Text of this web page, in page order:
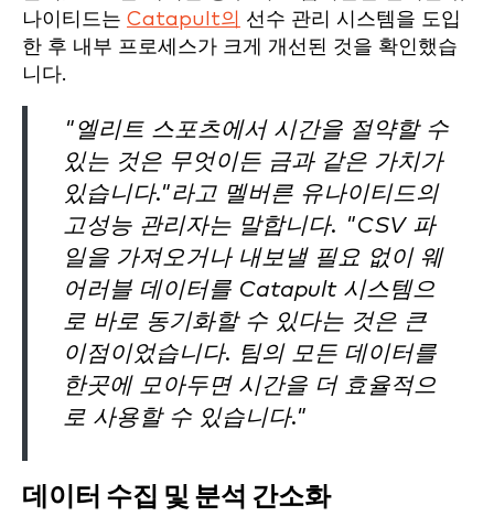
나이티드는 Catapult의 선수 관리 시스템을 도입
한 후 내부 프로세스가 크게 개선된 것을 확인했습
니다.
"엘리트 스포츠에서 시간을 절약할 수
있는 것은 무엇이든 금과 같은 가치가
있습니다."라고 멜버른 유나이티드의
고성능 관리자는 말합니다. "CSV 파
일을 가져오거나 내보낼 필요 없이 웨
어러블 데이터를 Catapult 시스템으
로 바로 동기화할 수 있다는 것은 큰
이점이었습니다. 팀의 모든 데이터를
한곳에 모아두면 시간을 더 효율적으
로 사용할 수 있습니다."
데이터 수집 및 분석 간소화